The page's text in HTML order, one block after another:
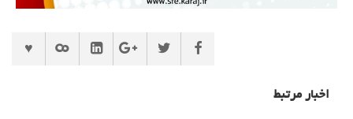
اخبار مرتبط